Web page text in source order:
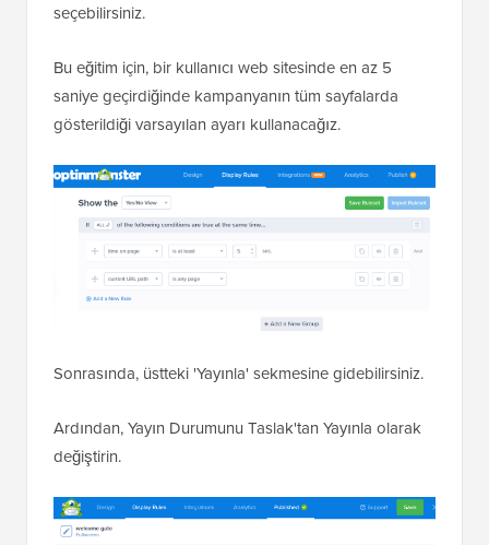
seçebilirsiniz.
Bu eğitim için, bir kullanıcı web sitesinde en az 5
saniye geçirdiğinde kampanyanın tüm sayfalarda
gösterildiği varsayılan ayarı kullanacağız.
Sonrasında, üstteki 'Yayınla' sekmesine gidebilirsiniz.
Ardından, Yayın Durumunu Taslak'tan Yayınla olarak
değiştirin.